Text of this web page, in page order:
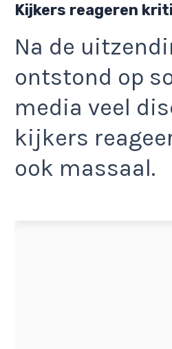
Kijkers reageren
Na de
ontstond op
media veel
kijkers
ook massaal.